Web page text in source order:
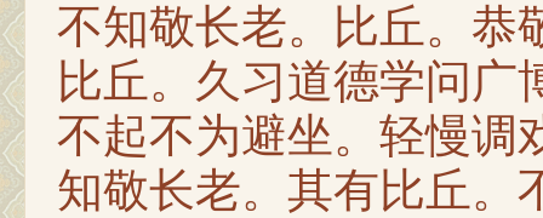
不知敬长老。比丘。恭
比丘。久习道德学问广
不起不为避坐。轻慢调
知敬长老。其有比丘。